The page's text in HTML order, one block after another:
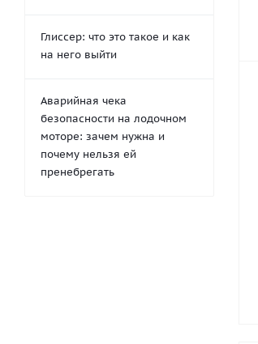
Глиссер: что это такое и как
на него выйти
Аварийная чека
безопасности на лодочном
моторе: зачем нужна и
почему нельзя ей
пренебрегать